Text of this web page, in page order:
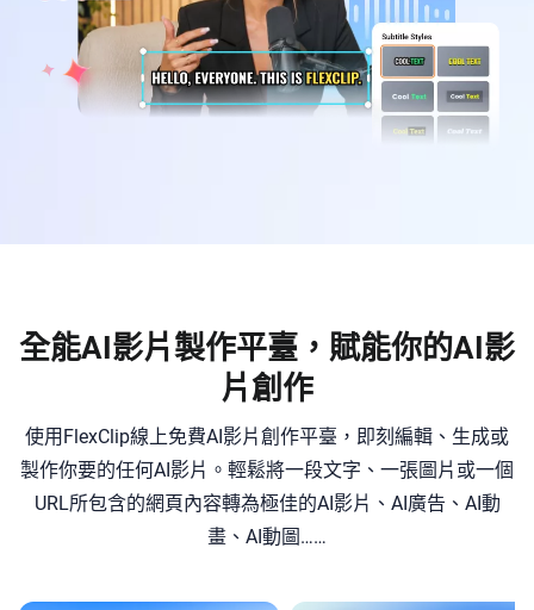
全能AI影片製作平臺，賦能你的AI影
片創作
使用FlexClip線上免費AI影片創作平臺，即刻編輯、生成或
製作你要的任何AI影片。輕鬆將一段文字、一張圖片或一個
URL所包含的網頁內容轉為極佳的AI影片、AI廣告、AI動
畫、AI動圖……